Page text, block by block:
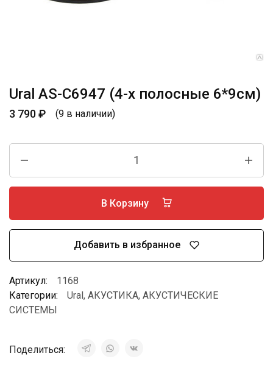
Ural AS-C6947 (4-х полосные 6*9см)
3 790₽ (9 в наличии)
В Корзину
Добавить в избранное
Артикул:
1168
Категории:
Ural, АКУСТИКА, АКУСТИЧЕСКИЕ
СИСТЕМЫ
Поделиться: